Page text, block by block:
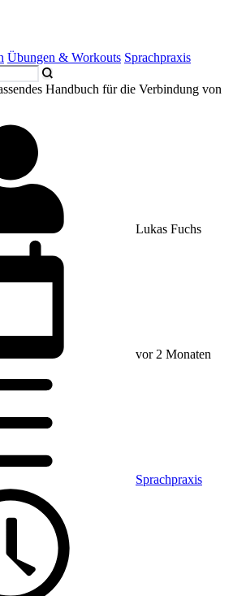
Übungen & Workouts Sprachpraxis
Handbuch für die Verbindung von
Lukas Fuchs
vor 2 Monaten
Sprachpraxis